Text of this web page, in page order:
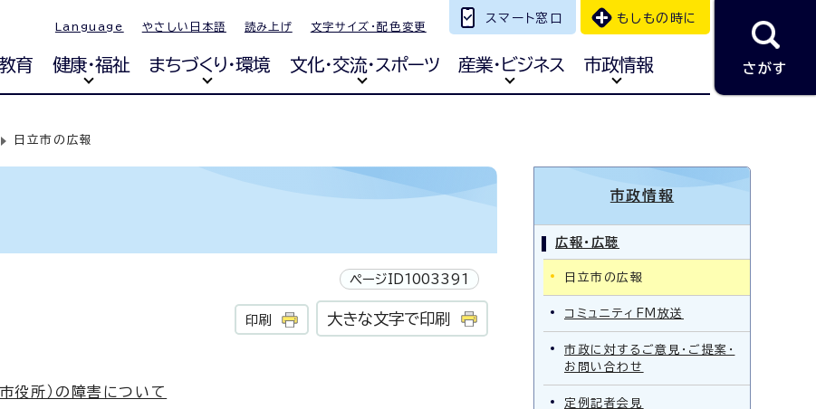
Language やさしい日本語 読み上げ 文字サイズ・配色変更
スマート窓口 もしもの時に
育 健康・福祉 まちづくり・環境 文化・交流・スポーツ 産業・ビジネス 市政情報 さがす
日立市の広報
ページID1003391
印刷 大きな文字で印刷
役所）の障害について
市政情報
広報・広聴
日立市の広報
コミュニティFM放送
市政に対するご意見・ご提案・
お問い合わせ
定例記者会見